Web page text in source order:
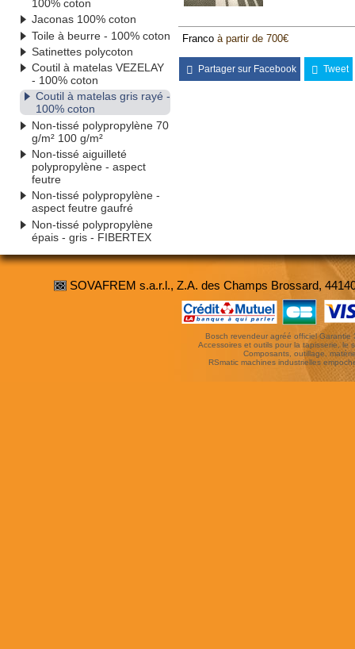
100% coton
Jaconas 100% coton
Toile à beurre - 100% coton
Satinettes polycoton
Coutil à matelas VEZELAY
- 100% coton
Coutil à matelas gris rayé -
100% coton
Non-tissé polypropylène 70
g/m² 100 g/m²
Non-tissé aiguilleté
polypropylène - aspect
feutre
Non-tissé polypropylène -
aspect feutre gaufré
Non-tissé polypropylène
épais - gris - FIBERTEX
Franco à partir de 700€
Partager sur Facebook Tweet
SOVAFREM s.a.r.l., Z.A. des Champs Brossard,
Bosch revendeur agréé officiel
Accessoires et outils pour la tapisserie, le
Composants, outillage,
RSmatic machines industrielles